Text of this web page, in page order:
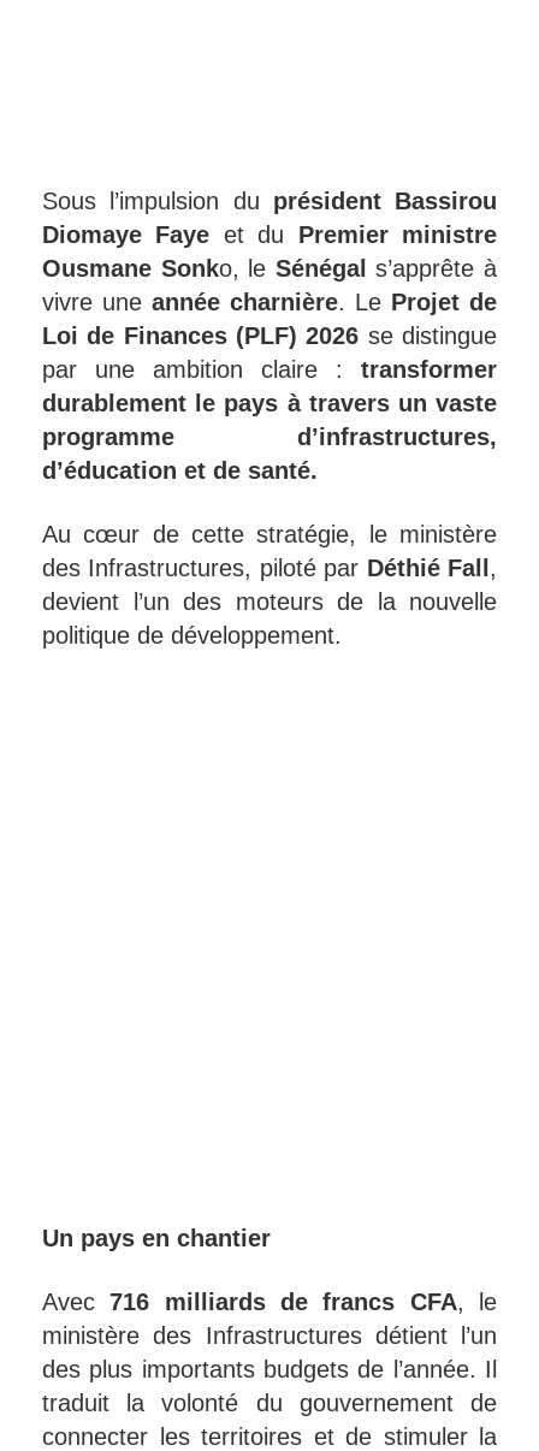
Sous l’impulsion du président Bassirou
Diomaye Faye et du Premier ministre
Ousmane Sonko, le Sénégal s’apprête à
vivre une année charnière. Le Projet de
Loi de Finances (PLF) 2026 se distingue
par une ambition claire : transformer
durablement le pays à travers un vaste
programme d’infrastructures,
d’éducation et de santé.
Au cœur de cette stratégie, le ministère
des Infrastructures, piloté par Déthié Fall ,
devient l’un des moteurs de la nouvelle
politique de développement.
Un pays en chantier
Avec716 milliards de francs CFA, le
ministère des Infrastructures détient l’un
des plus importants budgets de l’année. Il
traduit la volonté du gouvernement de
connecter les territoires et de stimuler la